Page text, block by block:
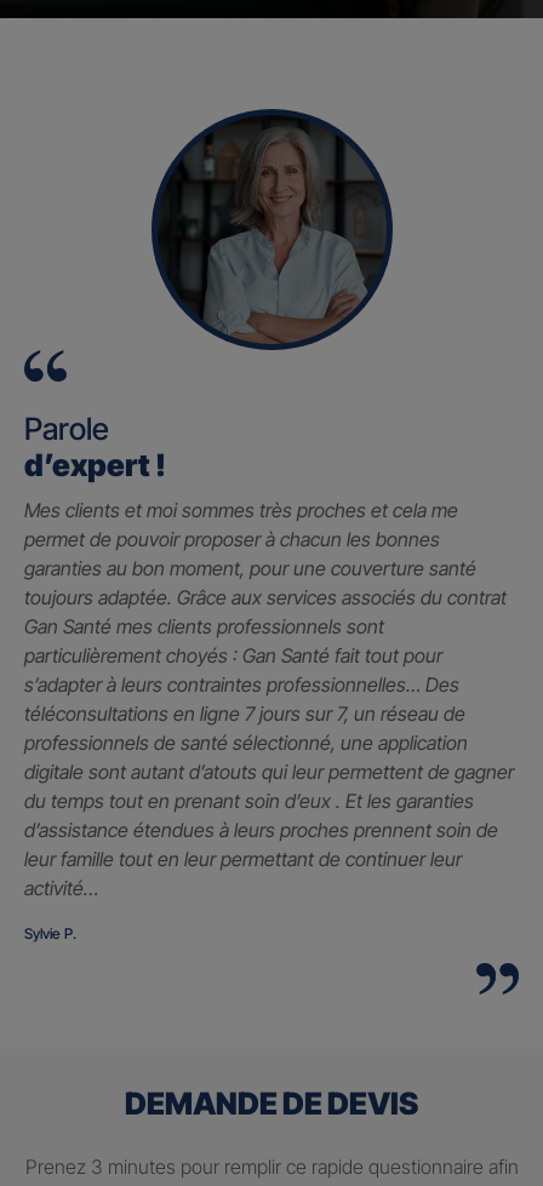
Parole
d’expert !
Mes clients et moi sommes très proches et cela me
permet de pouvoir proposer à chacun les bonnes
garanties au bon moment, pour une couverture santé
toujours adaptée. Grâce aux services associés du contrat
Gan Santé mes clients professionnels sont
particulièrement choyés : Gan Santé fait tout pour
s’adapter à leurs contraintes professionnelles… Des
téléconsultations en ligne 7 jours sur 7, un réseau de
professionnels de santé sélectionné, une application
digitale sont autant d’atouts qui leur permettent de gagner
du temps tout en prenant soin d’eux . Et les garanties
d’assistance étendues à leurs proches prennent soin de
leur famille tout en leur permettant de continuer leur
activité…
Sylvie P.
DEMANDE DE DEVIS
Prenez 3 minutes pour remplir ce rapide questionnaire afin